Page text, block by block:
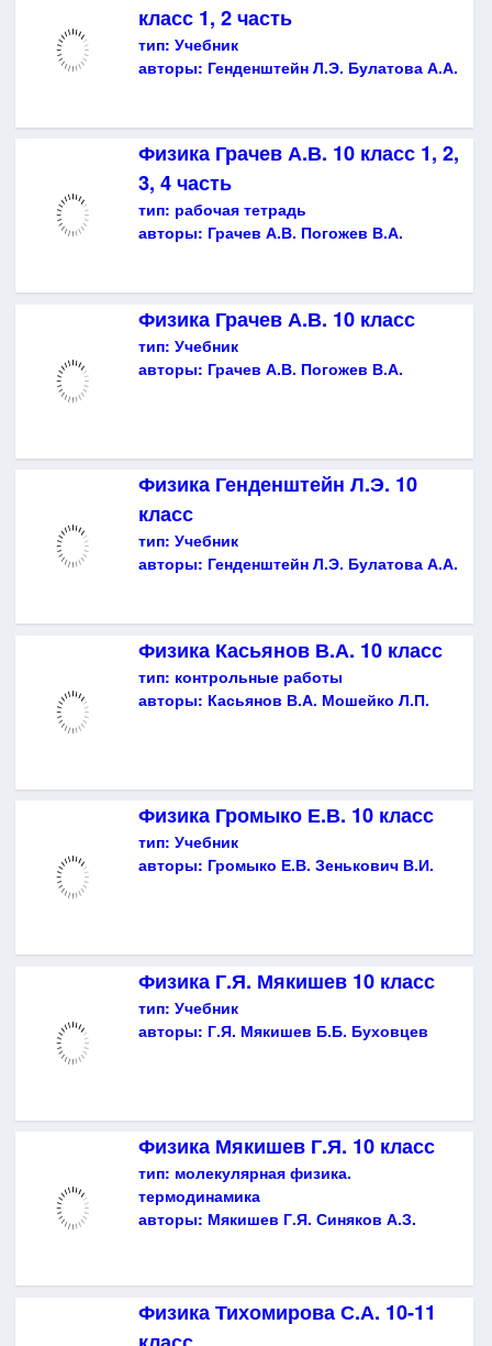
класс 1, 2 часть
тип: Учебник
авторы: Генденштейн Л.Э. Булатова А.А.
Физика Грачев А.В. 10 класс 1, 2,
3, 4 часть
тип: рабочая тетрадь
авторы: Грачев А.В. Погожев В.А.
Физика Грачев А.В. 10 класс
тип: Учебник
авторы: Грачев А.В. Погожев В.А.
Физика Генденштейн Л.Э. 10
класс
тип: Учебник
авторы: Генденштейн Л.Э. Булатова А.А.
Физика Касьянов В.А. 10 класс
тип: контрольные работы
авторы: Касьянов В.А. Мошейко Л.П.
Физика Громыко Е.В. 10 класс
тип: Учебник
авторы: Громыко Е.В. Зенькович В.И.
Физика Г.Я. Мякишев 10 класс
тип: Учебник
авторы: Г.Я. Мякишев Б.Б. Буховцев
Физика Мякишев Г.Я. 10 класс
тип: молекулярная физика.
термодинамика
авторы: Мякишев Г.Я. Синяков А.З.
Физика Тихомирова С.А. 10-11